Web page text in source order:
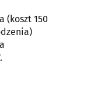
(koszt 150